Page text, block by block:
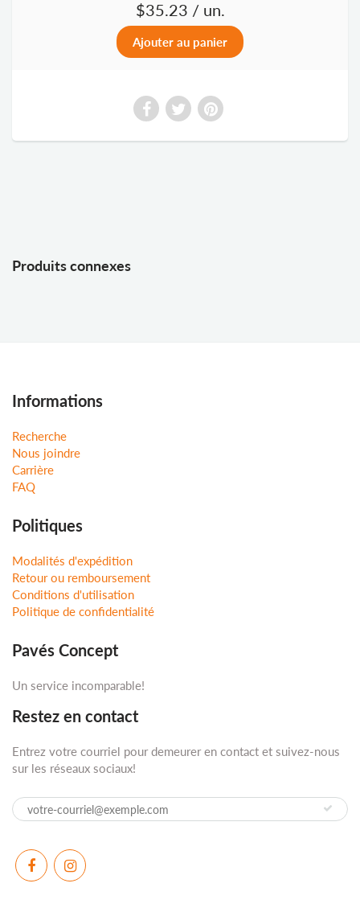
$35.23 / un.
Produits connexes
Informations
Recherche
Nous joindre
Carrière
FAQ
Politiques
Modalités d'expédition
Retour ou remboursement
Conditions d'utilisation
Politique de confidentialité
Pavés Concept
Un service incomparable!
Restez en contact
Entrez votre courriel pour demeurer en contact et suivez-nous
sur les réseaux sociaux!